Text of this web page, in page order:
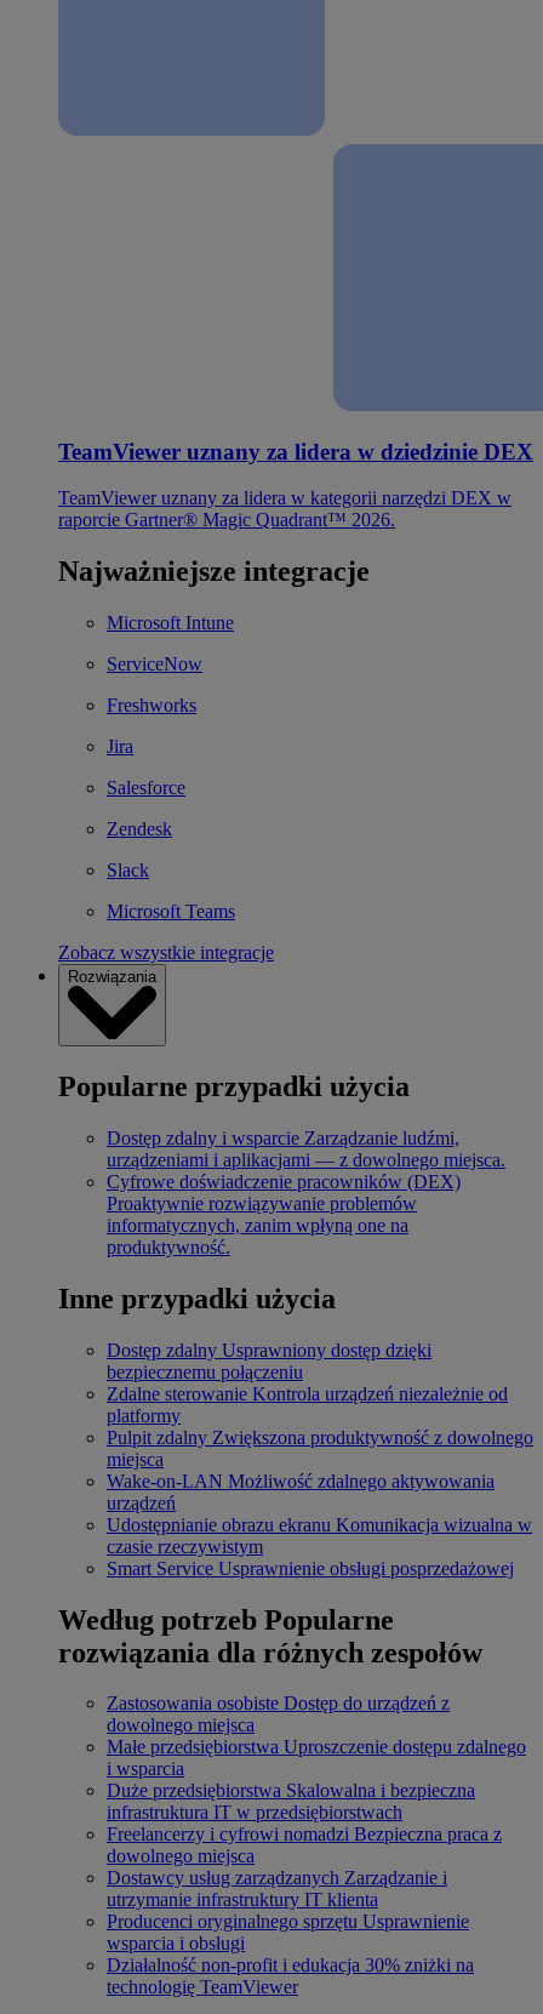
TeamViewer uznany za lidera w dziedzinie DEX
TeamViewer uznany za lidera w kategorii narzędzi DEX w
raporcie Gartner® Magic Quadrant™ 2026.
Najważniejsze integracje
Microsoft Intune
ServiceNow
Freshworks
Jira
Salesforce
Zendesk
Slack
Microsoft Teams
Zobacz wszystkie integracje
Rozwiązania
Popularne przypadki użycia
Dostęp zdalny i wsparcie Zarządzanie ludźmi,
urządzeniami i aplikacjami — z dowolnego miejsca.
Cyfrowe doświadczenie pracowników (DEX)
Proaktywnie rozwiązywanie problemów
informatycznych, zanim wpłyną one na
produktywność.
Inne przypadki użycia
Dostęp zdalny Usprawniony dostęp dzięki
bezpiecznemu połączeniu
Zdalne sterowanie Kontrola urządzeń niezależnie od
platformy
Pulpit zdalny Zwiększona produktywność z dowolnego
miejsca
Wake-on-LAN Możliwość zdalnego aktywowania
urządzeń
Udostępnianie obrazu ekranu Komunikacja wizualna w
czasie rzeczywistym
Smart Service Usprawnienie obsługi posprzedażowej
Według potrzeb Popularne
rozwiązania dla różnych zespołów
Zastosowania osobiste Dostęp do urządzeń z
dowolnego miejsca
Małe przedsiębiorstwa Uproszczenie dostępu zdalnego
i wsparcia
Duże przedsiębiorstwa Skalowalna i bezpieczna
infrastruktura IT w przedsiębiorstwach
Freelancerzy i cyfrowi nomadzi Bezpieczna praca z
dowolnego miejsca
Dostawcy usług zarządzanych Zarządzanie i
utrzymanie infrastruktury IT klienta
Producenci oryginalnego sprzętu Usprawnienie
wsparcia i obsługi
Działalność non-profit i edukacja 30% zniżki na
technologię TeamViewer